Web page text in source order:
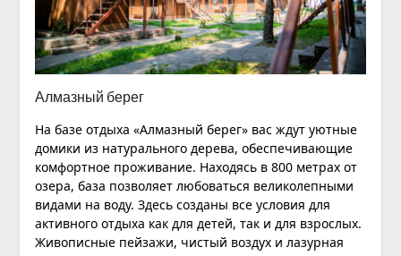
Алмазный берег
На базе отдыха «Алмазный берег» вас ждут уютные
домики из натурального дерева, обеспечивающие
комфортное проживание. Находясь в 800 метрах от
озера, база позволяет любоваться великолепными
видами на воду. Здесь созданы все условия для
активного отдыха как для детей, так и для взрослых.
Живописные пейзажи, чистый воздух и лазурная